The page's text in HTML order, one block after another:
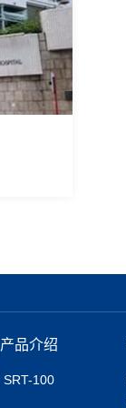
产品介绍
SRT-100